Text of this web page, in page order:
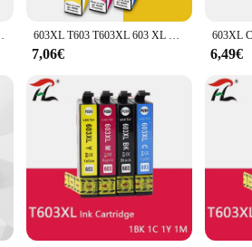
XP-4105 WF-2810 WF-2830 603XL T603 T603XL 603 XL Compatible Cartouche D'encre Pour Epson XP-2100 XP-2105 XP-3100 XP-3105 XP-4100 XP-4105 WorkForc Imprimante
7,06€ 6,49€